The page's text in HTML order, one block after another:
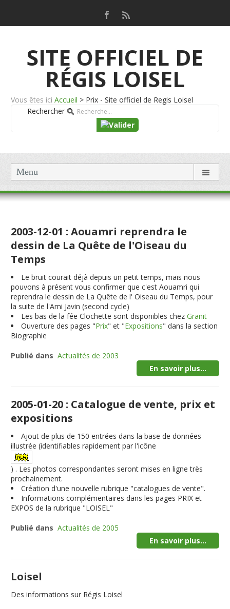
SITE OFFICIEL DE
RÉGIS LOISEL
Vous êtes ici Accueil > Prix - Site officiel de Regis Loisel
Rechercher
Menu
2003-12-01 : Aouamri reprendra le
dessin de La Quête de l'Oiseau du
Temps
Le bruit courait déjà depuis un petit temps, mais nous
pouvons à présent vous confirmer que c'est Aouamri qui
reprendra le dessin de La Quête de l' Oiseau du Temps, pour
la suite de l'Ami Javin (second cycle)
Les bas de la fée Clochette sont disponibles chezGranit
Ouverture des pages "Prix" et "Expositions" dans la section
Biographie
Publié dans Actualités de 2003
En savoir plus...
2005-01-20 : Catalogue de vente, prix et
expositions
Ajout de plus de 150 entrées dans la base de données
illustrée (identifiables rapidement par l'icône
) . Les photos correspondantes seront mises en ligne très
prochainement.
Création d'une nouvelle rubrique "catalogues de vente".
Informations complémentaires dans les pages PRIX et
EXPOS de la rubrique "LOISEL"
Publié dans Actualités de 2005
En savoir plus...
Loisel
Des informations sur Régis Loisel